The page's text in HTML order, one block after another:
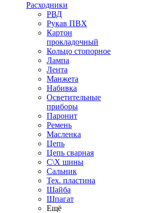
Расходники
РВД
Рукав ПВХ
Картон
прокладочный
Кольцо стопорное
Лампа
Лента
Манжета
Набивка
Осветительные
приборы
Паронит
Ремень
Масленка
Цепь
Цепь сварная
С\Х шины
Сальник
Тех. пластина
Шайба
Шпагат
Ещё